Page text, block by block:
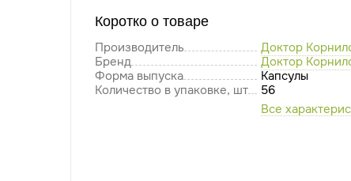
Коротко о товаре
Производитель
Доктор
Бренд
Доктор
Форма выпуска
Капсулы
Количество в упаковке, шт
56
Все